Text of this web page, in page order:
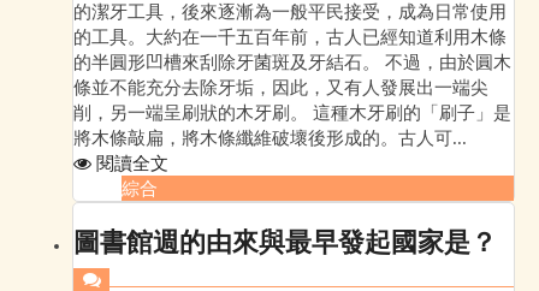
的潔牙工具，後來逐漸為一般平民接受，成為日常使用
的工具。大約在一千五百年前，古人已經知道利用木條
的半圓形凹槽來刮除牙菌斑及牙結石。 不過，由於圓木
條並不能充分去除牙垢，因此，又有人發展出一端尖
削，另一端呈刷狀的木牙刷。 這種木牙刷的「刷子」是
將木條敲扁，將木條纖維破壞後形成的。古人可...
閱讀全文
綜合
圖書館週的由來與最早發起國家是？